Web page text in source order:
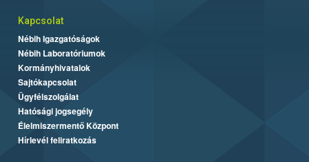
Kapcsolat
Nébih Igazgatóságok
Nébih Laboratóriumok
Kormányhivatalok
Sajtókapcsolat
Ügyfélszolgálat
Hatósági jogsegély
Élelmiszermentő Központ
Hírlevél feliratkozás